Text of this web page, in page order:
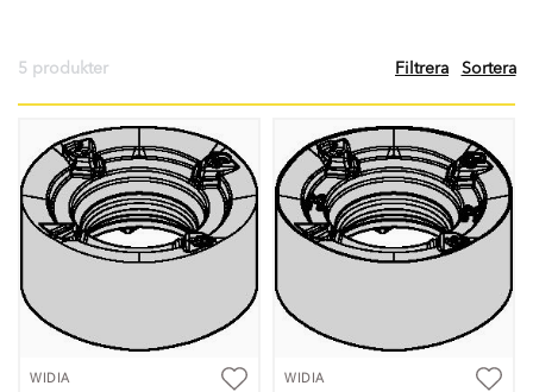
5 produkter Filtrera Sortera
WIDIA WIDIA